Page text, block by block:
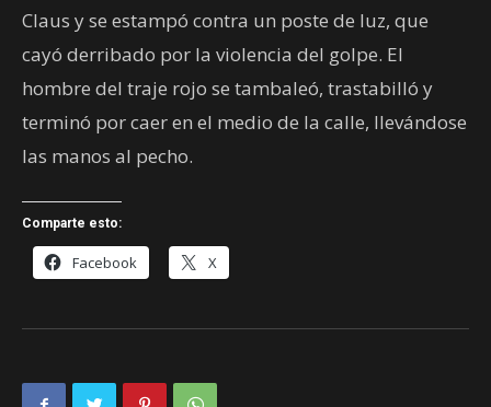
Claus y se estampó contra un poste de luz, que
cayó derribado por la violencia del golpe. El
hombre del traje rojo se tambaleó, trastabilló y
terminó por caer en el medio de la calle, llevándose
las manos al pecho.
Comparte esto:
Facebook X